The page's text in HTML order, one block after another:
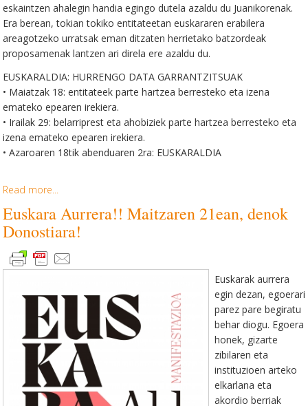
eskaintzen ahalegin handia egingo dutela azaldu du Juanikorenak.
Era berean, tokian tokiko entitateetan euskararen erabilera
areagotzeko urratsak eman ditzaten herrietako batzordeak
proposamenak lantzen ari direla ere azaldu du.
EUSKARALDIA: HURRENGO DATA GARRANTZITSUAK
• Maiatzak 18: entitateek parte hartzea berresteko eta izena
emateko epearen irekiera.
• Irailak 29: belarriprest eta ahobiziek parte hartzea berresteko eta
izena emateko epearen irekiera.
• Azaroaren 18tik abenduaren 2ra: EUSKARALDIA
Read more...
Euskara Aurrera!! Maitzaren 21ean, denok
Donostiara!
Euskarak aurrera
egin dezan, egoerari
parez pare begiratu
behar diogu. Egoera
honek, gizarte
zibilaren eta
instituzioen arteko
elkarlana eta
akordio berriak